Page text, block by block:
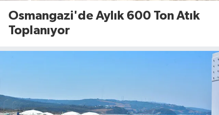
Osmangazi'de Aylık 600 Ton Atık
Toplanıyor